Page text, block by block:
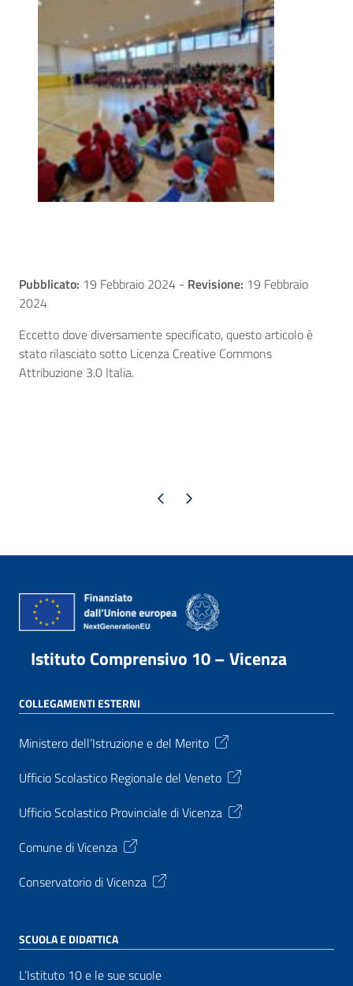
Pubblicato: 19 Febbraio 2024 - Revisione: 19 Febbraio
2024
Eccetto dove diversamente specificato, questo articolo è
stato rilasciato sotto Licenza Creative Commons
Attribuzione 3.0 Italia.
Pagina precedente
Pagina successiva
Istituto Comprensivo 10 – Vicenza
COLLEGAMENTI ESTERNI
Ministero dell’Istruzione e del Merito
Ufficio Scolastico Regionale del Veneto
Ufficio Scolastico Provinciale di Vicenza
Comune di Vicenza
Conservatorio di Vicenza
SCUOLA E DIDATTICA
L’Istituto 10 e le sue scuole